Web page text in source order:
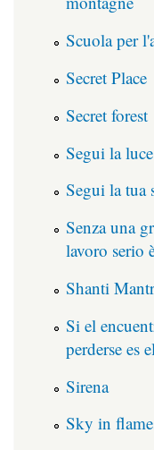
Scuola per
Secret Place
Secret forest
Segui la luce
Segui la tua
Senza una
lavoro serio
Shanti
Si el
perderse es
Sirena
Sky in